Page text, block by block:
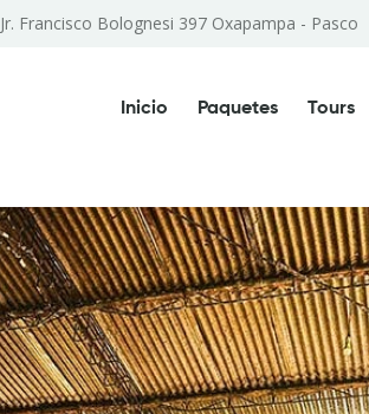
Jr. Francisco Bolognesi 397 Oxapampa - Pasco
Inicio Paquetes Tours